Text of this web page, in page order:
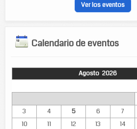
Ver los eventos
Calendario de eventos
Agosto 2026
3
4 5 6 7
10
11 12 13 14